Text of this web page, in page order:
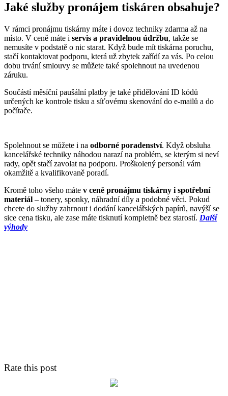
Jaké služby pronájem tiskáren obsahuje?
V rámci pronájmu tiskárny máte i dovoz techniky zdarma až na
místo. V ceně máte i servis a pravidelnou údržbu, takže se
nemusíte v podstatě o nic starat. Když bude mít tiskárna poruchu,
stačí kontaktovat podporu, která už zbytek zařídí za vás. Po celou
dobu trvání smlouvy se můžete také spolehnout na uvedenou
záruku.
Součástí měsíční paušální platby je také přidělování ID kódů
určených ke kontrole tisku a síťovému skenování do e-mailů a do
počítače.
Spolehnout se můžete i na odborné poradenství. Když obsluha
kancelářské techniky náhodou narazí na problém, se kterým si neví
rady, opět stačí zavolat na podporu. Proškolený personál vám
okamžitě a kvalifikovaně poradí.
Kromě toho všeho máte v ceně pronájmu tiskárny i spotřební
materiál – tonery, sponky, náhradní díly a podobné věci. Pokud
chcete do služby zahrnout i dodání kancelářských papírů, navýší se
sice cena tisku, ale zase máte tisknutí kompletně bez starostí. Další
výhody
Rate this post